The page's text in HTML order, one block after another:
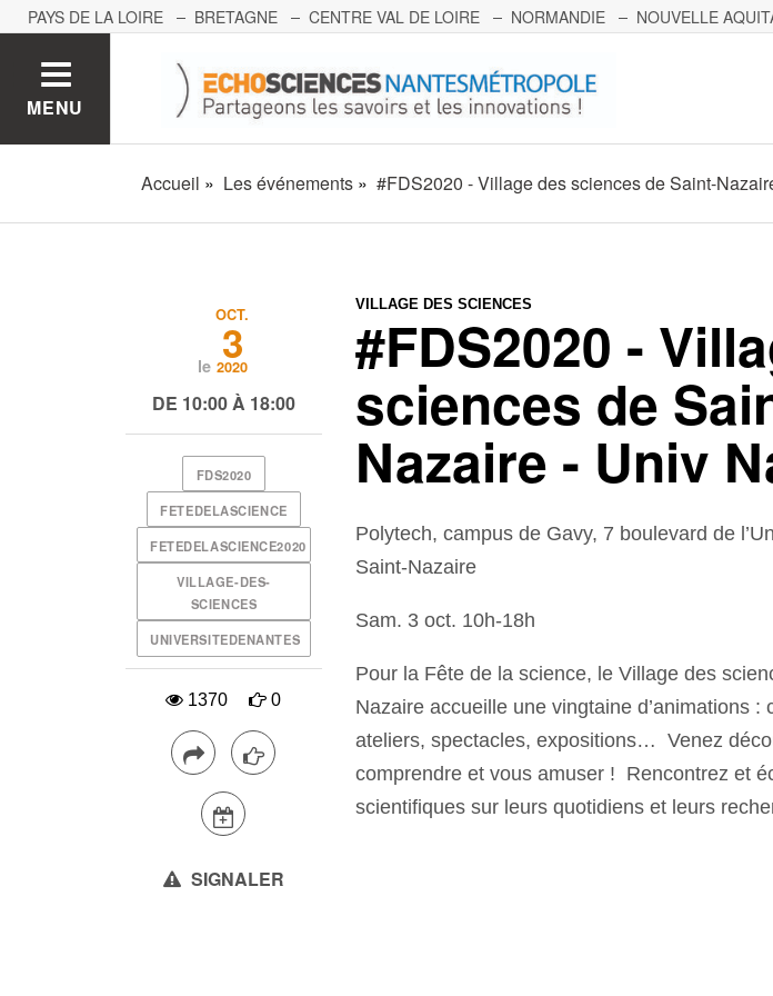
PAYS DE LA LOIRE BRETAGNE CENTRE VAL DE LOIRE NORMANDIE NOUVELLE
MENU
Accueil Les événements #FDS2020 - Village des sciences de Saint-
VILLAGE DES SCIENCES
#FDS2020 -
sciences de
Nazaire - Univ
Polytech, campus de Gavy, 7 boulevard de
Saint-Nazaire
Sam. 3 oct. 10h-18h
Pour la Fête de la science, le Village des
Nazaire accueille une vingtaine d’animations :
ateliers, spectacles, expositions… Venez
comprendre et vous amuser ! Rencontrez et
scientifiques sur leurs quotidiens et leurs
le
OCT.
3
2020
DE 10:00 À 18:00
FDS2020
FETEDELASCIENCE
FETEDELASCIENCE2020
VILLAGE-DES-
SCIENCES
UNIVERSITEDENANTES
1370 0
SIGNALER